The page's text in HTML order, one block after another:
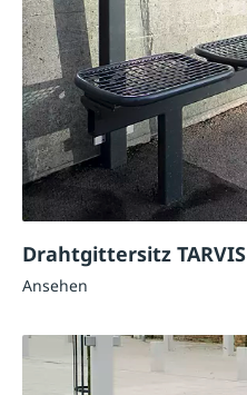
Drahtgittersitz TARVIS
Ansehen